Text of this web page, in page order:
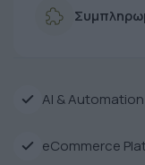
AI & Automation
eCommerce